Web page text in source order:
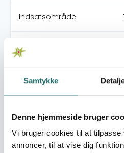
Samtykke
Denne hjemmeside bruger
Vi bruger cookies til at tilpasse
annoncer, til at vise dig
Indsatsområde:
Indsatser foregår i:
Overordnede mål
HIV/AIDS.
Umiddelbare mål
Unge i Kwekwe distrikt får